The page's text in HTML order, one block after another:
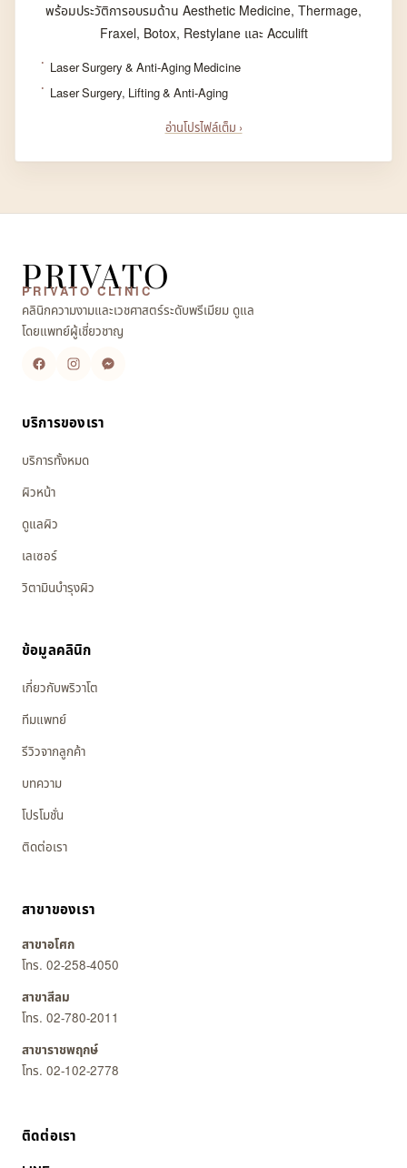
พร้อมประวัติการอบรมด้าน Aesthetic Medicine, Thermage,
Fraxel, Botox, Restylane และ Acculift
Laser Surgery & Anti-Aging Medicine
Laser Surgery, Lifting & Anti-Aging
อ่านโปรไฟล์เต็ม ›
PRIVATO
PRIVATO CLINIC
คลินิกความงามและเวชศาสตร์ระดับพรีเมียม ดูแล
โดยแพทย์ผู้เชี่ยวชาญ
บริการของเรา
บริการทั้งหมด
ผิวหน้า
ดูแลผิว
เลเซอร์
วิตามินบำรุงผิว
ข้อมูลคลินิก
เกี่ยวกับพริวาโต
ทีมแพทย์
รีวิวจากลูกค้า
บทความ
โปรโมชั่น
ติดต่อเรา
สาขาของเรา
สาขาอโศก
โทร. 02-258-4050
สาขาสีลม
โทร. 02-780-2011
สาขาราชพฤกษ์
โทร. 02-102-2778
ติดต่อเรา